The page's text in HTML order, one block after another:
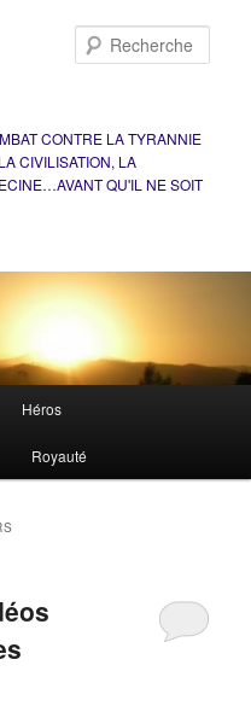
CONTRE LA TYRANNIE
CIVILISATION, LA
QU'IL NE SOIT
Héros
Royauté